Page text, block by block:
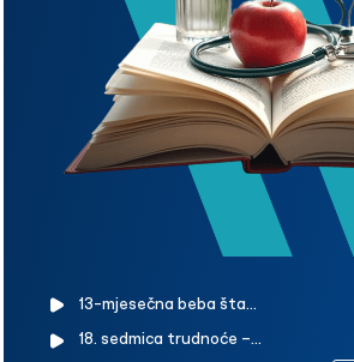
13-mjesečna beba šta
visina i težina 13-mjesečne
18. sedmica trudnoće –